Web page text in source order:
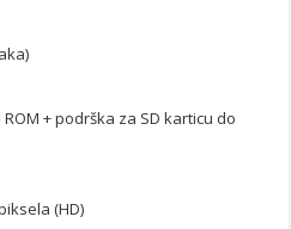
ROM + podrška za SD karticu do
(HD)